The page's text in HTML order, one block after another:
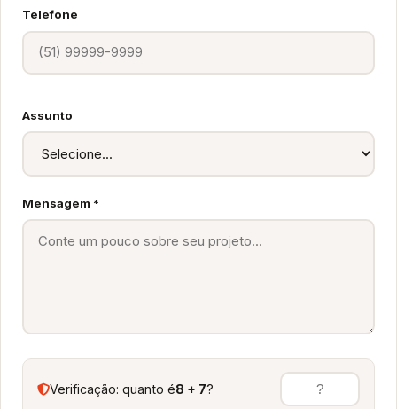
Telefone
Assunto
Mensagem *
Verificação: quanto é8 + 7?